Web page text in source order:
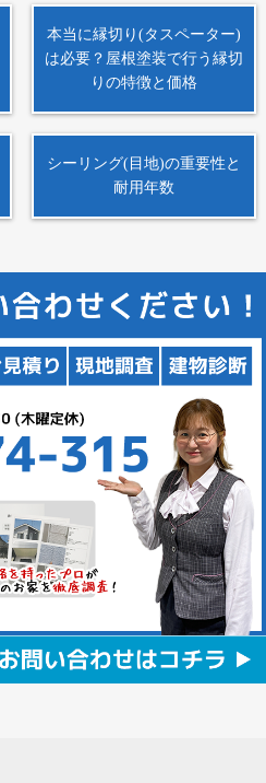
本当に縁切り(タスペーター)
は必要？屋根塗装で行う縁切
りの特徴と価格
シーリング(目地)の重要性と
耐用年数